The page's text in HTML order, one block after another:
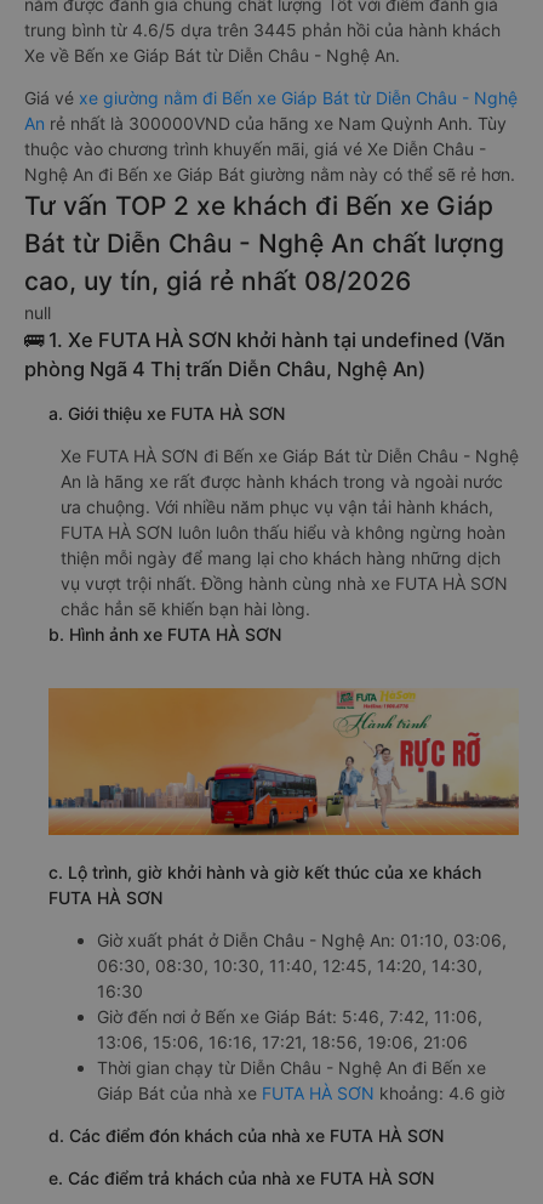
nằm được đánh giá chung chất lượng Tốt với điểm đánh giá
trung bình từ 4.6/5 dựa trên 3445 phản hồi của hành khách
Xe về Bến xe Giáp Bát từ Diễn Châu - Nghệ An.
Giá vé xe giường nằm đi Bến xe Giáp Bát từ Diễn Châu - Nghệ
An rẻ nhất là 300000VND của hãng xe Nam Quỳnh Anh. Tùy
thuộc vào chương trình khuyến mãi, giá vé Xe Diễn Châu -
Nghệ An đi Bến xe Giáp Bát giường nằm này có thể sẽ rẻ hơn.
Tư vấn TOP 2 xe khách đi Bến xe Giáp
Bát từ Diễn Châu - Nghệ An chất lượng
cao, uy tín, giá rẻ nhất 08/2026
null
🚌 1. Xe FUTA HÀ SƠN khởi hành tại undefined (Văn
phòng Ngã 4 Thị trấn Diễn Châu, Nghệ An)
a. Giới thiệu xe FUTA HÀ SƠN
Xe FUTA HÀ SƠN đi Bến xe Giáp Bát từ Diễn Châu - Nghệ
An là hãng xe rất được hành khách trong và ngoài nước
ưa chuộng. Với nhiều năm phục vụ vận tải hành khách,
FUTA HÀ SƠN luôn luôn thấu hiểu và không ngừng hoàn
thiện mỗi ngày để mang lại cho khách hàng những dịch
vụ vượt trội nhất. Đồng hành cùng nhà xe FUTA HÀ SƠN
chắc hẳn sẽ khiến bạn hài lòng.
b. Hình ảnh xe FUTA HÀ SƠN
c. Lộ trình, giờ khởi hành và giờ kết thúc của xe khách
FUTA HÀ SƠN
Giờ xuất phát ở Diễn Châu - Nghệ An: 01:10, 03:06,
06:30, 08:30, 10:30, 11:40, 12:45, 14:20, 14:30,
16:30
Giờ đến nơi ở Bến xe Giáp Bát: 5:46, 7:42, 11:06,
13:06, 15:06, 16:16, 17:21, 18:56, 19:06, 21:06
Thời gian chạy từ Diễn Châu - Nghệ An đi Bến xe
Giáp Bát của nhà xe FUTA HÀ SƠN khoảng: 4.6 giờ
d. Các điểm đón khách của nhà xe FUTA HÀ SƠN
e. Các điểm trả khách của nhà xe FUTA HÀ SƠN